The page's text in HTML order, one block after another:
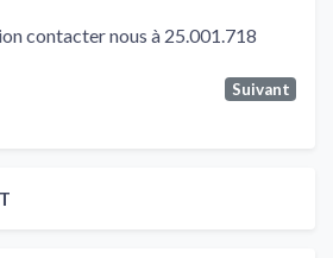
contacter nous à 25.001.718
Suivant